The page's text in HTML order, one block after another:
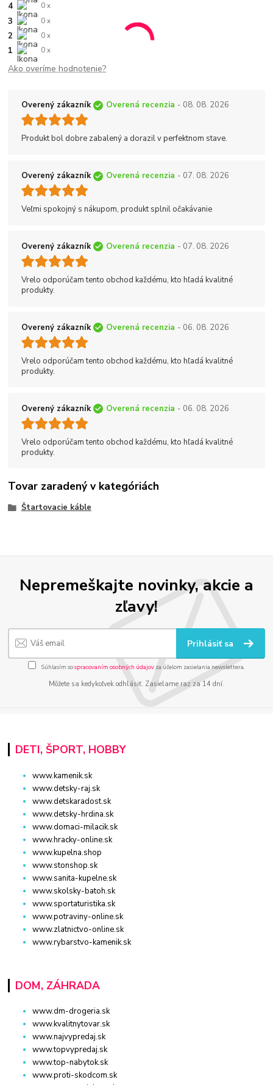
4 0 x
3 0 x
2 0 x
1 0 x
Ako overíme hodnotenie?
Overený zákazník Overená recenzia - 08. 08. 2026
Produkt bol dobre zabalený a dorazil v perfektnom stave.
Overený zákazník Overená recenzia - 07. 08. 2026
Veľmi spokojný s nákupom, produkt splnil očakávanie
Overený zákazník Overená recenzia - 07. 08. 2026
Vrelo odporúčam tento obchod každému, kto hľadá kvalitné
produkty.
Overený zákazník Overená recenzia - 06. 08. 2026
Vrelo odporúčam tento obchod každému, kto hľadá kvalitné
produkty.
Overený zákazník Overená recenzia - 06. 08. 2026
Vrelo odporúčam tento obchod každému, kto hľadá kvalitné
produkty.
Tovar zaradený v kategóriách
Štartovacie káble
Nepremeškajte novinky, akcie a
zľavy!
Prihlásiť sa
Súhlasím sospracovaním osobných údajov za účelom zasielania newslettera.
Môžete sa kedykoľvek odhlásiť. Zasielame raz za 14 dní.
DETI, ŠPORT, HOBBY
www.kamenik.sk
www.detsky-raj.sk
www.detskaradost.sk
www.detsky-hrdina.sk
www.domaci-milacik.sk
www.hracky-online.sk
www.kupelna.shop
www.stonshop.sk
www.sanita-kupelne.sk
www.skolsky-batoh.sk
www.sportaturistika.sk
www.potraviny-online.sk
www.zlatnictvo-online.sk
www.rybarstvo-kamenik.sk
DOM, ZÁHRADA
www.dm-drogeria.sk
www.kvalitnytovar.sk
www.najvypredaj.sk
www.topvypredaj.sk
www.top-nabytok.sk
www.proti-skodcom.sk